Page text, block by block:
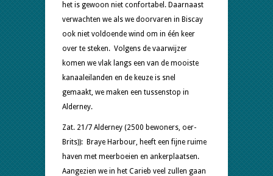
het is gewoon niet confortabel. Daarnaast
verwachten we als we doorvaren in Biscay
ook niet voldoende wind om in één keer
over te steken. Volgens de vaarwijzer
komen we vlak langs een van de mooiste
kanaaleilanden en de keuze is snel
gemaakt, we maken een tussenstop in
Alderney.
Zat. 21/7 Alderney (2500 bewoners, oer-
Brits)): Braye Harbour, heeft een fijne ruime
haven met meerboeien en ankerplaatsen.
Aangezien we in het Carieb veel zullen gaan